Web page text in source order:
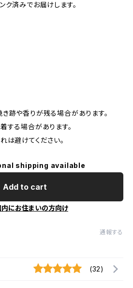
ク済みでお届けします。
跡や香りが残る場合があります。
する場合があります。
は避けてください。
shipping available
Add to cart
内にお住まいの方向け
通報する
(32)